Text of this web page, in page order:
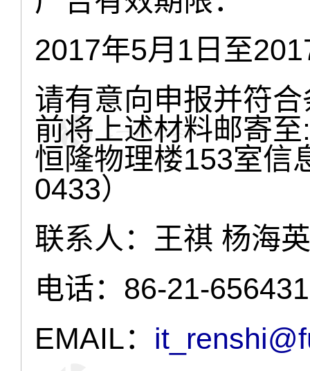
2017年5月1日至
请有意向申报并符
前将上述材料邮寄
恒隆物理楼153室信
0433）
联系人：王祺 杨海英
电话：86-21-
EMAIL：